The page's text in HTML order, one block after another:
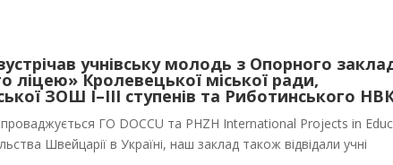
учнівську молодь з Опорного
ліцею» Кролевецької міської ради,
ЗОШ I–III ступенів та Риботинського
ГО DOCCU та PHZH International Projects in
Швейцарії в Україні, наш заклад також відвідали учні